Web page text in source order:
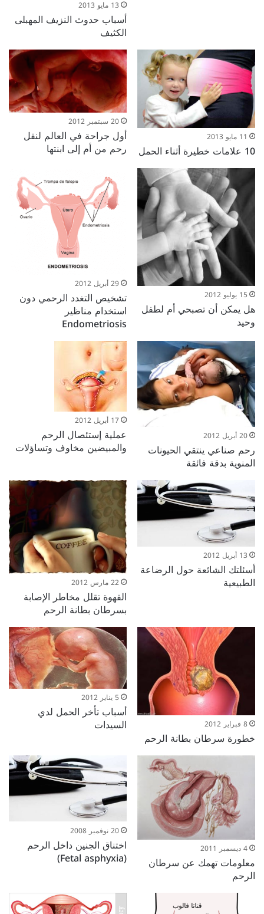
13 مايو 2013
أسباب حدوث النزيف المهبلى
الكثيف
11 مايو 2013
10 علامات خطيرة أثناء الحمل
20 سبتمبر 2012
أول جراحة في العالم لنقل
رحم من أم إلى ابنتها
15 يوليو 2012
هل يمكن أن تصبحي أم لطفل
وحيد
29 أبريل 2012
تشخيص التغدد الرحمي دون
استخدام مناظير
Endometriosis
20 أبريل 2012
رحم صناعي ينتقي الحيونات
المنوية بدقة فائقة
17 أبريل 2012
عملية إستئصال الرحم
والمبيضين مخاوف وتساؤلات
13 أبريل 2012
أسئلتك الشائعة حول الرضاعة
الطبيعية 22 مارس 2012
القهوة تقلل مخاطر الإصابة
بسرطان بطانة الرحم
8 فبراير 2012
خطورة سرطان بطانة الرحم
5 يناير 2012
أسباب تأخر الحمل لدي
السيدات
4 ديسمبر 2011
معلومات تهمك عن سرطان
الرحم
20 نوفمبر 2008
اختناق الجنين داخل الرحم
(Fetal asphyxia)